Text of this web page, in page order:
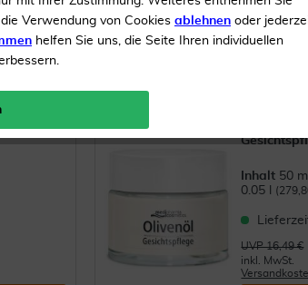
Inhalt 50
0.05 l
UVP 16,49 €
inkl. MwSt.
Verwendung von Cookies ablehnen oder
helfen Sie uns, die Seite Ihren individuellen